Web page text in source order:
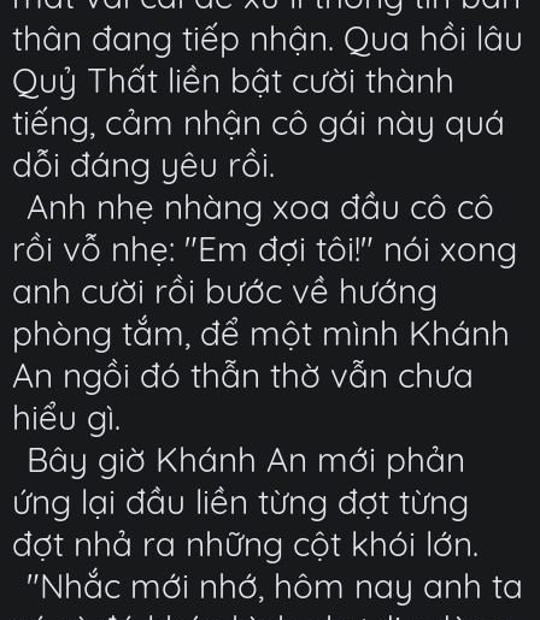
thân đang tiếp nhận. Qua hồi lâu
Quỷ Thất liền bật cười thành
tiếng, cảm nhận cô gái này quá
dỗi đáng yêu rồi.
Anh nhẹ nhàng xoa đầu cô cô
rồi vỗ nhẹ: "Em đợi tôi!" nói xong
anh cười rồi bước về hướng
phòng tắm, để một mình Khánh
An ngồi đó thẫn thờ vẫn chưa
hiểu gì.
Bây giờ Khánh An mới phản
ứng lại đầu liền từng đợt từng
đợt nhả ra những cột khói lớn.
"Nhắc mới nhớ, hôm nay anh ta